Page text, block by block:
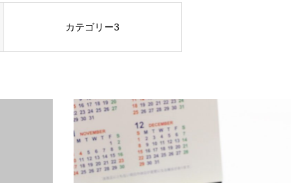
カテゴリー3